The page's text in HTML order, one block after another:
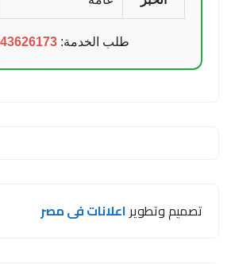
طلب الخدمة:0543626173
تصميم وتطويراعلانات فى مصر